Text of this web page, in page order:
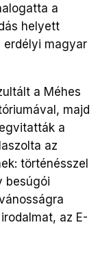
a
helyett
erdélyi magyar
a Méhes
majd
a
az
történésszel
besúgói
az E-